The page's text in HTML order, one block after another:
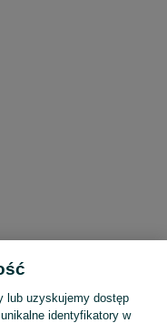
lub uzyskujemy dostęp
identyfikatory w